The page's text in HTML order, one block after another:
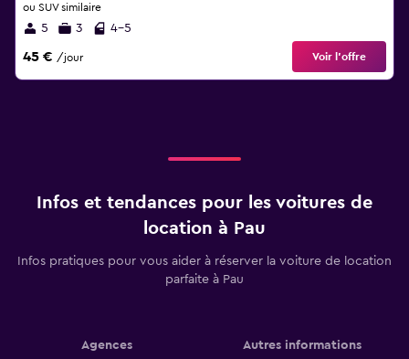
ou SUV similaire
5 3 4-5
45 € /jour Voir l’offre
Infos et tendances pour les voitures de
location à Pau
Infos pratiques pour vous aider à réserver la voiture de location
parfaite à Pau
Agences Autres informations